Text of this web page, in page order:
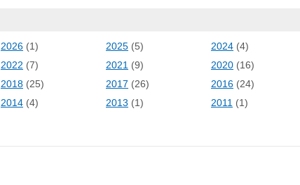
2026 (1) 2025 (5) 2024 (4)
2022 (7) 2021 (9) 2020 (16)
2018 (25) 2017 (26) 2016 (24)
2014 (4) 2013 (1) 2011 (1)